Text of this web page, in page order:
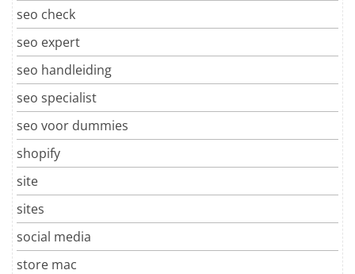
seo check
seo expert
seo handleiding
seo specialist
seo voor dummies
shopify
site
sites
social media
store mac